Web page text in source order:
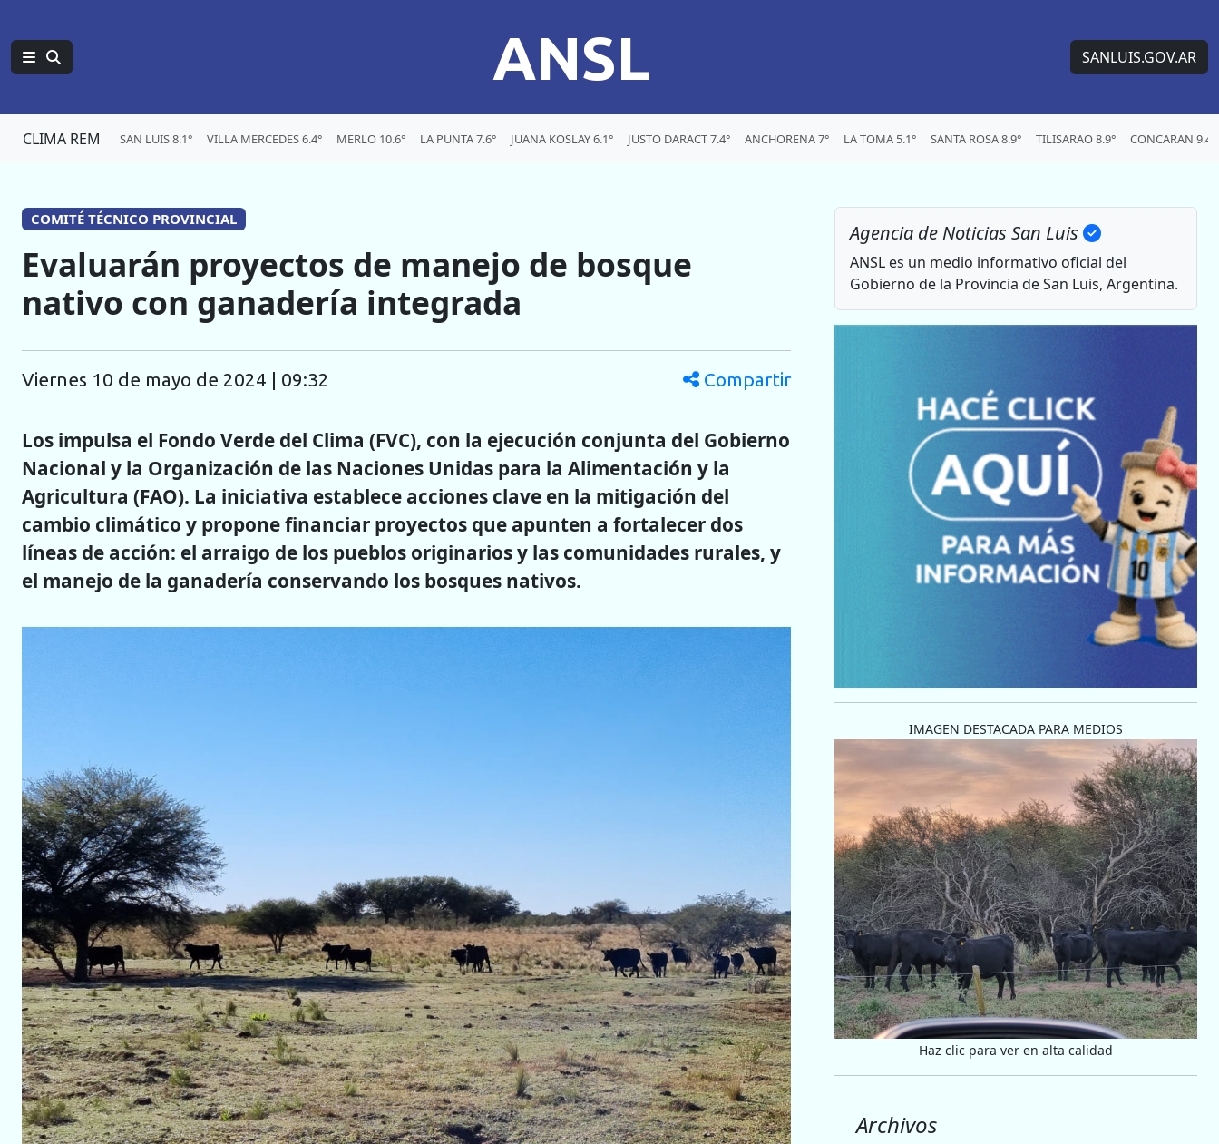
ANSL SANLUIS.GOV.AR
CLIMA REM SAN LUIS 8.1° VILLA MERCEDES 6.4° MERLO 10.6° LA PUNTA 7.6° JUANA KOSLAY 6.1° JUSTO DARACT 7.4° ANCHORENA 7° LA TOMA 5.1° SANTA ROSA 8.9° TILISARAO 8.9° CONCARAN 9.4°
COMITÉ TÉCNICO PROVINCIAL
Evaluarán proyectos de manejo de bosque
nativo con ganadería integrada
viernes 10 de mayo de 2024 | 09:32 Compartir
Los impulsa el Fondo Verde del Clima (FVC), con la ejecución conjunta del Gobierno
Nacional y la Organización de las Naciones Unidas para la Alimentación y la
Agricultura (FAO). La iniciativa establece acciones clave en la mitigación del
cambio climático y propone financiar proyectos que apunten a fortalecer dos
líneas de acción: el arraigo de los pueblos originarios y las comunidades rurales, y
el manejo de la ganadería conservando los bosques nativos.
Agencia de Noticias San Luis
ANSL es un medio informativo oficial del
Gobierno de la Provincia de San Luis, Argentina.
IMAGEN DESTACADA PARA MEDIOS
Haz clic para ver en alta calidad
Archivos